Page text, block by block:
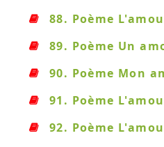
88. Poème
89. Poème Un
90. Poème Mon
91. Poème
92. Poème